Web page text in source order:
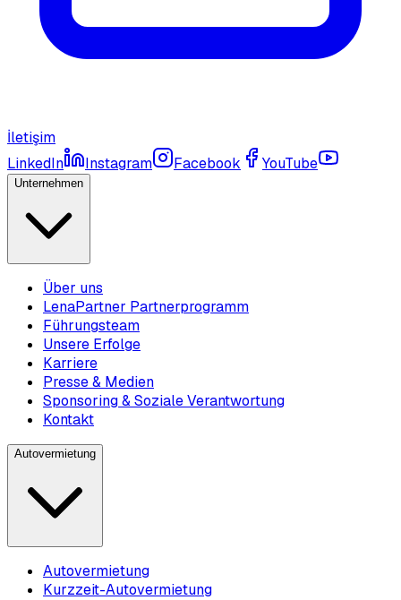
İletişim
LinkedIn
Instagram Facebook YouTube
Unternehmen
Über uns
LenaPartner Partnerprogramm
Führungsteam
Unsere Erfolge
Karriere
Presse & Medien
Sponsoring & Soziale Verantwortung
Kontakt
Autovermietung
Autovermietung
Kurzzeit-Autovermietung